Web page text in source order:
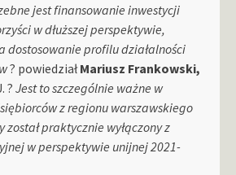
jest finansowanie inwestycji
w dłuższej perspektywie,
dostosowanie profilu działalności
? powiedziałMariusz Frankowski,
?Jest to szczególnie ważne w
z regionu warszawskiego
został praktycznie wyłączony z
w perspektywie unijnej 2021-